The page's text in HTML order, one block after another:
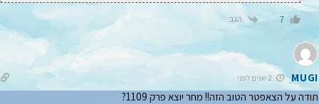
7 הגב
MUGI
תודה על הצאפטר הטוב הזה!! מחר יוצא פרק 1109?